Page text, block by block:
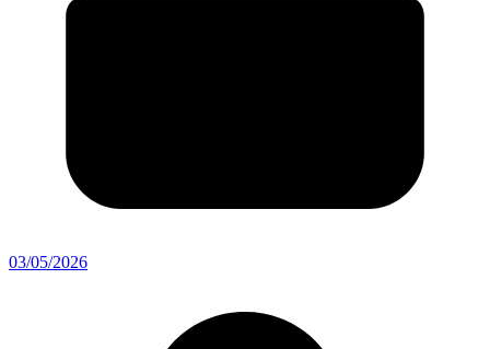
03/05/2026